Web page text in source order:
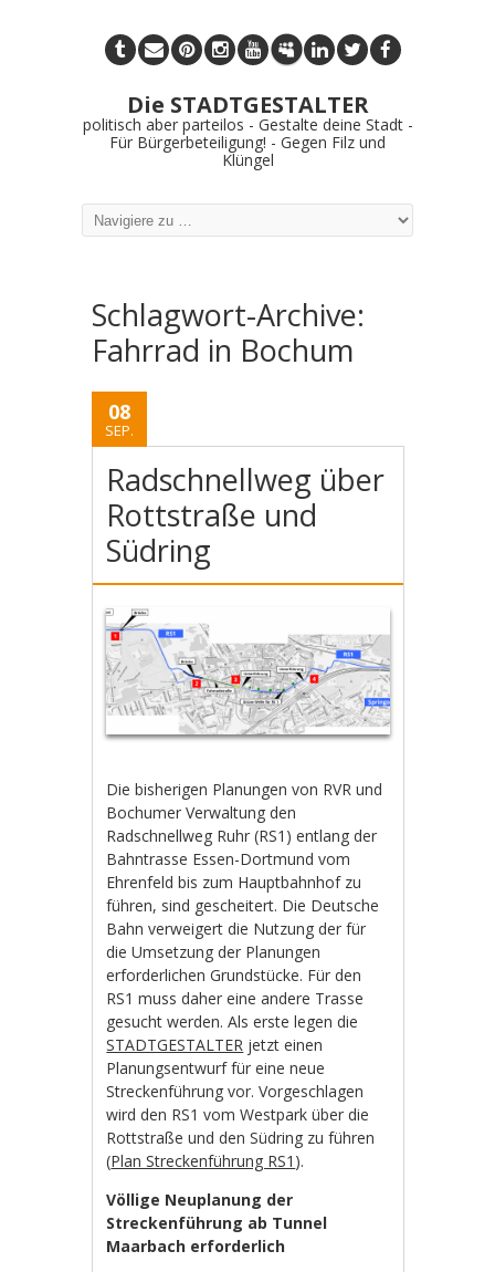
Die STADTGESTALTER
politisch aber parteilos - Gestalte deine Stadt -
Für Bürgerbeteiligung! - Gegen Filz und
Klüngel
Schlagwort-Archive:
Fahrrad in Bochum
08
SEP.
Radschnellweg über
Rottstraße und
Südring
Die bisherigen Planungen von RVR und
Bochumer Verwaltung den
Radschnellweg Ruhr (RS1) entlang der
Bahntrasse Essen-Dortmund vom
Ehrenfeld bis zum Hauptbahnhof zu
führen, sind gescheitert. Die Deutsche
Bahn verweigert die Nutzung der für
die Umsetzung der Planungen
erforderlichen Grundstücke. Für den
RS1 muss daher eine andere Trasse
gesucht werden. Als erste legen die
STADTGESTALTER jetzt einen
Planungsentwurf für eine neue
Streckenführung vor. Vorgeschlagen
wird den RS1 vom Westpark über die
Rottstraße und den Südring zu führen
(Plan Streckenführung RS1 ).
Völlige Neuplanung der
Streckenführung ab Tunnel
Maarbach erforderlich